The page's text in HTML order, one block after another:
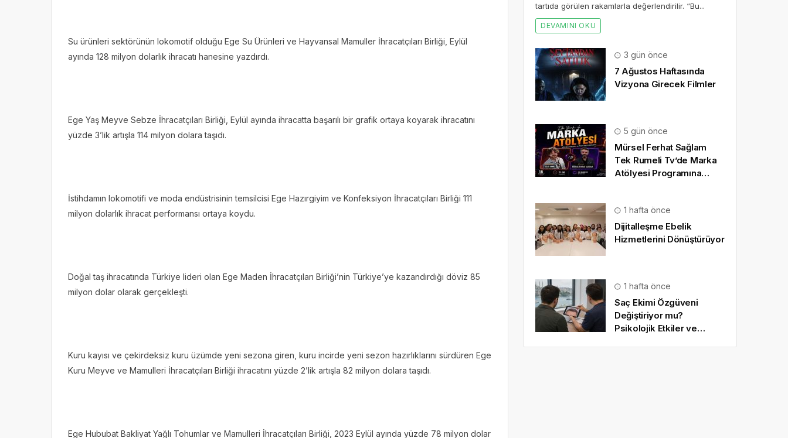
Su ürünleri sektörünün lokomotif olduğu Ege Su Ürünleri ve Hayvansal Mamuller İhracatçıları Birliği, Eylül
ayında 128 milyon dolarlık ihracatı hanesine yazdırdı.
Ege Yaş Meyve Sebze İhracatçıları Birliği, Eylül ayında ihracatta başarılı bir grafik ortaya koyarak ihracatını
yüzde 3’lik artışla 114 milyon dolara taşıdı.
İstihdamın lokomotifi ve moda endüstrisinin temsilcisi Ege Hazırgiyim ve Konfeksiyon İhracatçıları Birliği 111
milyon dolarlık ihracat performansı ortaya koydu.
Doğal taş ihracatında Türkiye lideri olan Ege Maden İhracatçıları Birliği’nin Türkiye’ye kazandırdığı döviz 85
milyon dolar olarak gerçekleşti.
Kuru kayısı ve çekirdeksiz kuru üzümde yeni sezona giren, kuru incirde yeni sezon hazırlıklarını sürdüren Ege
Kuru Meyve ve Mamulleri İhracatçıları Birliği ihracatını yüzde 2’lik artışla 82 milyon dolara taşıdı.
Ege Hububat Bakliyat Yağlı Tohumlar ve Mamulleri İhracatçıları Birliği, 2023 Eylül ayında yüzde 78 milyon dolar
tartıda görülen rakamlarla değerlendirilir. “Bu...
DEVAMINI OKU
3 gün önce
7 Ağustos Haftasında
Vizyona Girecek Filmler
5 gün önce
Mürsel Ferhat Sağlam
Tek Rumeli Tv’de Marka
Atölyesi Programına
1 hafta önce
Dijitalleşme Ebelik
Hizmetlerini Dönüştürüyor
1 hafta önce
Saç Ekimi Özgüveni
Değiştiriyor mu?
Psikolojik Etkiler ve